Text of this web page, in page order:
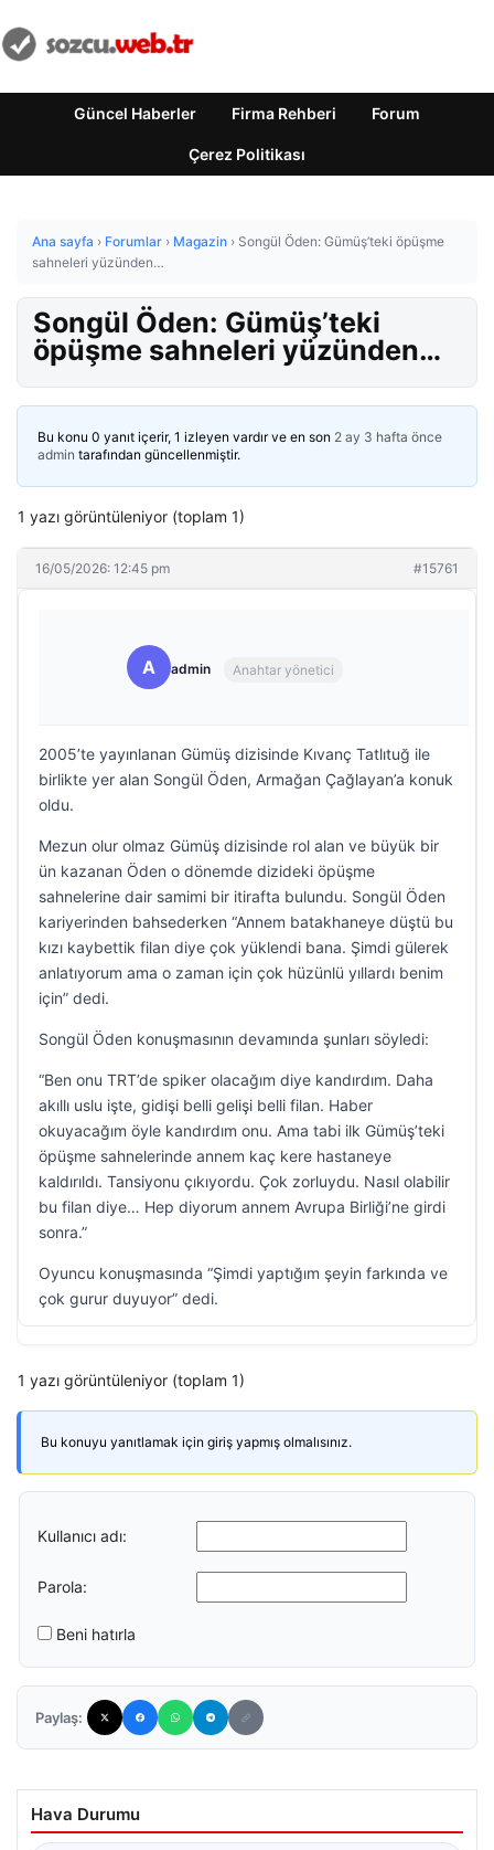
Güncel Haberler Firma Rehberi Forum
Çerez Politikası
Ana sayfa › Forumlar › Magazin › Songül Öden: Gümüş’teki öpüşme
sahneleri yüzünden…
Songül Öden: Gümüş’teki
öpüşme sahneleri yüzünden…
Bu konu 0 yanıt içerir, 1 izleyen vardır ve en son 2 ay 3 hafta önce
admin tarafından güncellenmiştir.
1 yazı görüntüleniyor (toplam 1)
16/05/2026: 12:45 pm #15761
A admin Anahtar yönetici
2005’te yayınlanan Gümüş dizisinde Kıvanç Tatlıtuğ ile
birlikte yer alan Songül Öden, Armağan Çağlayan’a konuk
oldu.
Mezun olur olmaz Gümüş dizisinde rol alan ve büyük bir
ün kazanan Öden o dönemde dizideki öpüşme
sahnelerine dair samimi bir itirafta bulundu. Songül Öden
kariyerinden bahsederken “Annem batakhaneye düştü bu
kızı kaybettik filan diye çok yüklendi bana. Şimdi gülerek
anlatıyorum ama o zaman için çok hüzünlü yıllardı benim
için” dedi.
Songül Öden konuşmasının devamında şunları söyledi:
“Ben onu TRT’de spiker olacağım diye kandırdım. Daha
akıllı uslu işte, gidişi belli gelişi belli filan. Haber
okuyacağım öyle kandırdım onu. Ama tabi ilk Gümüş’teki
öpüşme sahnelerinde annem kaç kere hastaneye
kaldırıldı. Tansiyonu çıkıyordu. Çok zorluydu. Nasıl olabilir
bu filan diye… Hep diyorum annem Avrupa Birliği’ne girdi
sonra.”
Oyuncu konuşmasında “Şimdi yaptığım şeyin farkında ve
çok gurur duyuyor” dedi.
1 yazı görüntüleniyor (toplam 1)
Bu konuyu yanıtlamak için giriş yapmış olmalısınız.
Kullanıcı adı:
Parola:
Beni hatırla
Paylaş:
Hava Durumu